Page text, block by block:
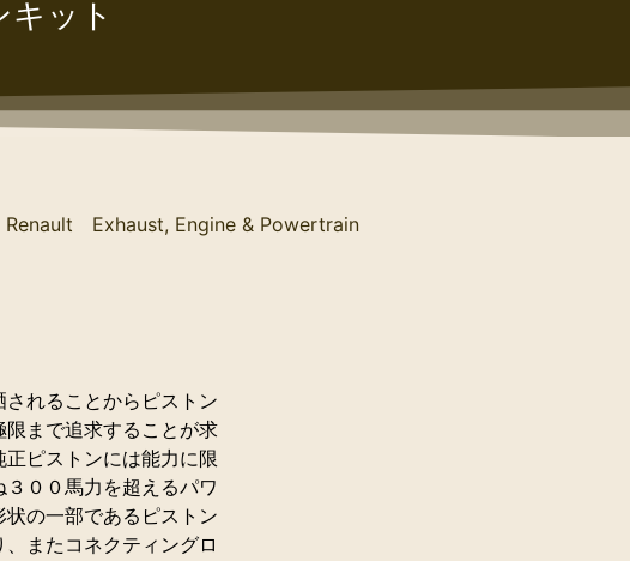
キット
Renault Exhaust, Engine & Powertrain
れることからピストン
まで追求することが求
ピストンには能力に限
００馬力を超えるパワ
の一部であるピストン
またコネクティングロ